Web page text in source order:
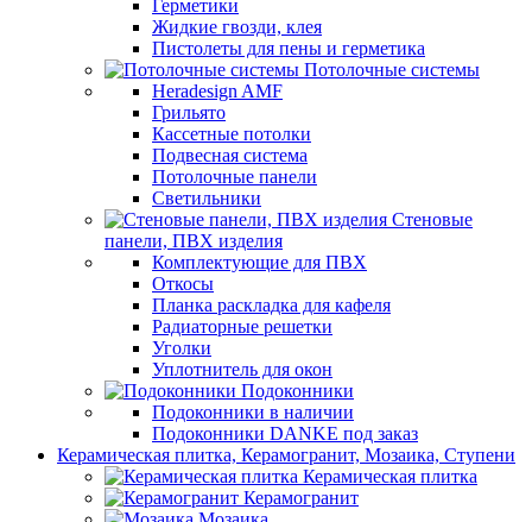
Герметики
Жидкие гвозди, клея
Пистолеты для пены и герметика
Потолочные системы
Heradesign AMF
Грильято
Кассетные потолки
Подвесная система
Потолочные панели
Светильники
Стеновые
панели, ПВХ изделия
Комплектующие для ПВХ
Откосы
Планка раскладка для кафеля
Радиаторные решетки
Уголки
Уплотнитель для окон
Подоконники
Подоконники в наличии
Подоконники DANKE под заказ
Керамическая плитка, Керамогранит, Мозаика, Ступени
Керамическая плитка
Керамогранит